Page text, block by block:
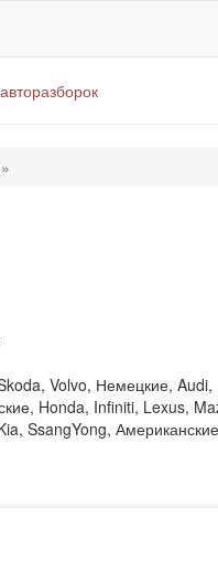
Volvo, Немецкие,
Honda, Infiniti, Lexus,
SsangYong,